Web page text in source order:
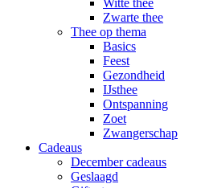
Witte thee
Zwarte thee
Thee op thema
Basics
Feest
Gezondheid
IJsthee
Ontspanning
Zoet
Zwangerschap
Cadeaus
December cadeaus
Geslaagd